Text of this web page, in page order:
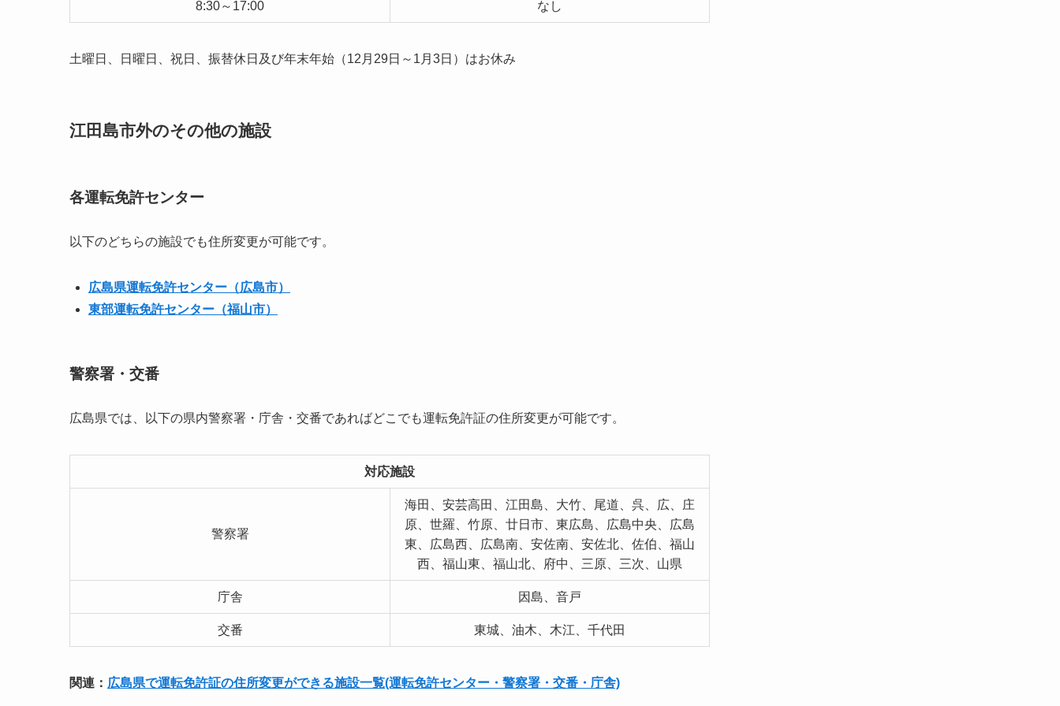
8:30～17:00 なし
土曜日、日曜日、祝日、振替休日及び年末年始（12月29日～1月3日）はお休み
江田島市外のその他の施設
各運転免許センター
以下のどちらの施設でも住所変更が可能です。
広島県運転免許センター（広島市）
東部運転免許センター（福山市）
警察署・交番
広島県では、以下の県内警察署・庁舎・交番であればどこでも運転免許証の住所変更が可能です。
対応施設
警察署
海田、安芸高田、江田島、大竹、尾道、呉、広、庄
原、世羅、竹原、廿日市、東広島、広島中央、広島
東、広島西、広島南、安佐南、安佐北、佐伯、福山
西、福山東、福山北、府中、三原、三次、山県
庁舎 因島、音戸
交番 東城、油木、木江、千代田
関連： 広島県で運転免許証の住所変更ができる施設一覧(運転免許センター・警察署・交番・庁舎)